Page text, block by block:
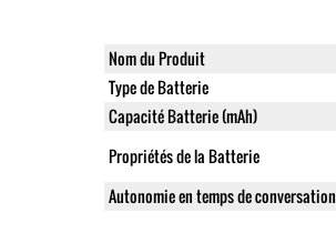
Nom du Produit
Type de Batterie
Capacité Batterie (mAh)
Propriétés de la Batterie
Autonomie en temps de conversation